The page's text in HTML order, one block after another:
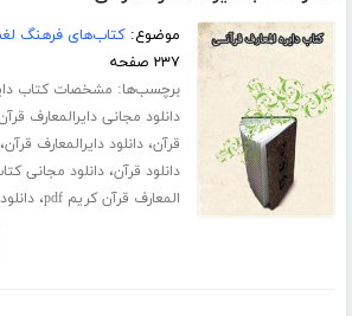
موضوع:کتاب‌های فرهنگ
۲۳۷ صفحه
برچسب‌ها: مشخصات کتاب
دانلود مجانی دایرالمعارف
قرآن،دانلود دایرالمعارف قرآن
دانلود قرآن،دانلود مجانی
المعارف قرآن کریم pdf
،